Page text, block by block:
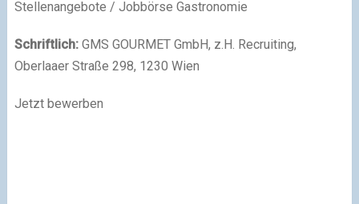
Stellenangebote / Jobbörse Gastronomie
Schriftlich:GMS GOURMET GmbH, z.H. Recruiting,
Oberlaaer Straße 298, 1230 Wien
Jetzt bewerben